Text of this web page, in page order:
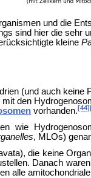
und die
sind hier die sehr
kleine
(und auch
mit den
vorhanden.[44]
wie
, MLOs)
die keine
Danach
alle